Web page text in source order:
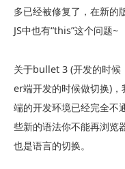
多已经被修复了，在新的
JS中也有“this”这个问题~
关于bullet 3 (开发的时
er端开发的时候做切换)
端的开发环境已经完全不
些新的语法你不能再浏览
也是语言的切换。